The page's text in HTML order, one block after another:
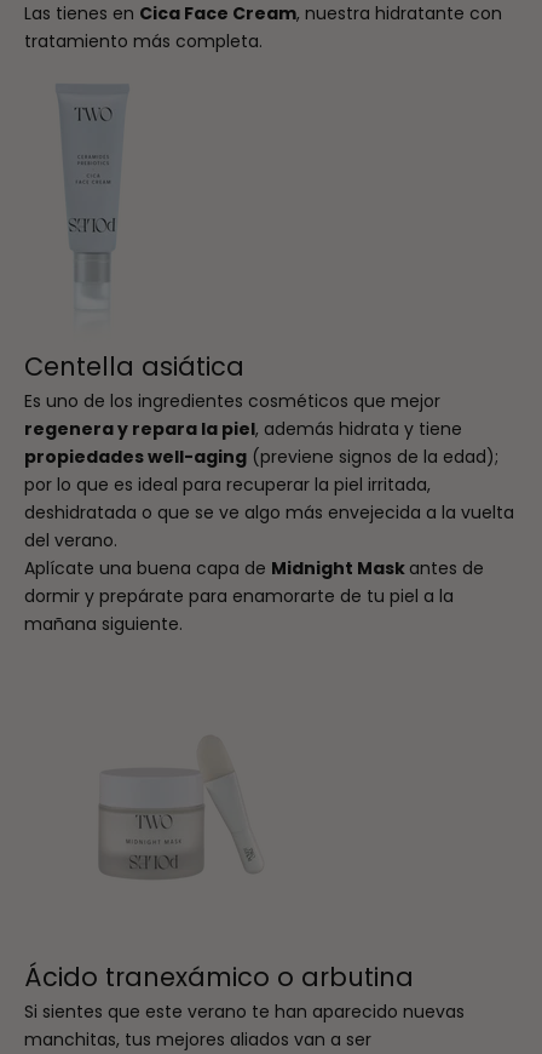
Las tienes en Cica Face Cream, nuestra hidratante con
tratamiento más completa.
Centella asiática
Es uno de los ingredientes cosméticos que mejor
regenera y repara la piel, además hidrata y tiene
propiedades well-aging (previene signos de la edad);
por lo que es ideal para recuperar la piel irritada,
deshidratada o que se ve algo más envejecida a la vuelta
del verano.
Aplícate una buena capa de Midnight Mask antes de
dormir y prepárate para enamorarte de tu piel a la
mañana siguiente.
Ácido tranexámico o arbutina
Si sientes que este verano te han aparecido nuevas
manchitas, tus mejores aliados van a ser